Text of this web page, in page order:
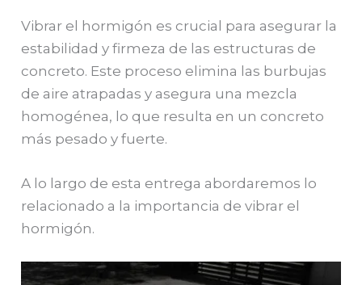
Vibrar el hormigón es crucial para asegurar la
estabilidad y firmeza de las estructuras de
concreto. Este proceso elimina las burbujas
de aire atrapadas y asegura una mezcla
homogénea, lo que resulta en un concreto
más pesado y fuerte.
A lo largo de esta entrega abordaremos lo
relacionado a la importancia de vibrar el
hormigón.